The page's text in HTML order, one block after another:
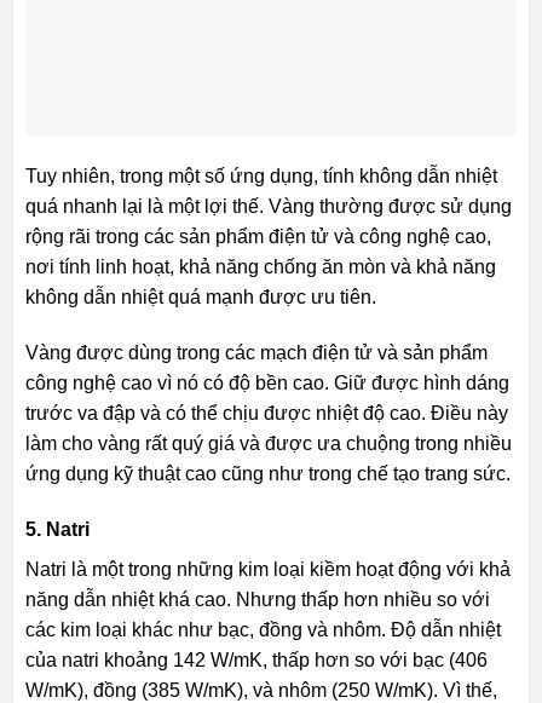
Tuy nhiên, trong một số ứng dụng, tính không dẫn nhiệt
quá nhanh lại là một lợi thế. Vàng thường được sử dụng
rộng rãi trong các sản phẩm điện tử và công nghệ cao,
nơi tính linh hoạt, khả năng chống ăn mòn và khả năng
không dẫn nhiệt quá mạnh được ưu tiên.
Vàng được dùng trong các mạch điện tử và sản phẩm
công nghệ cao vì nó có độ bền cao. Giữ được hình dáng
trước va đập và có thể chịu được nhiệt độ cao. Điều này
làm cho vàng rất quý giá và được ưa chuộng trong nhiều
ứng dụng kỹ thuật cao cũng như trong chế tạo trang sức.
5. Natri
Natri là một trong những kim loại kiềm hoạt động với khả
năng dẫn nhiệt khá cao. Nhưng thấp hơn nhiều so với
các kim loại khác như bạc, đồng và nhôm. Độ dẫn nhiệt
của natri khoảng 142 W/mK, thấp hơn so với bạc (406
W/mK), đồng (385 W/mK), và nhôm (250 W/mK). Vì thế,